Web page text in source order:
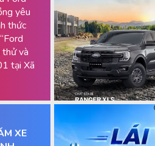
yêu
thức
và
tại Xã
XE